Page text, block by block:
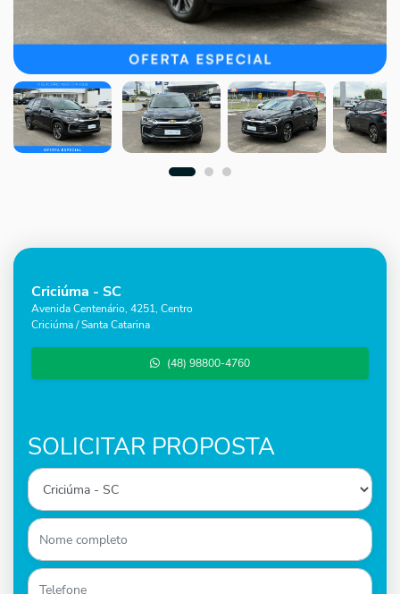
Criciúma - SC
Avenida Centenário, 4251, Centro
Criciúma / Santa Catarina
(48) 98800-4760
SOLICITAR PROPOSTA